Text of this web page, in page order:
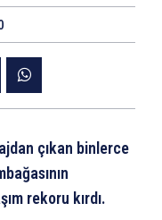
çıkan binlerce
rekoru kırdı.